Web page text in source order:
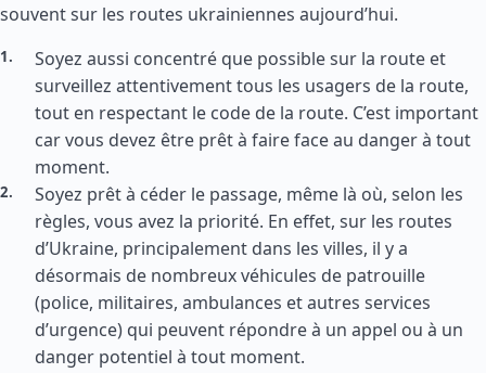
souvent sur les routes ukrainiennes aujourd’hui.
Soyez aussi concentré que possible sur la route et
surveillez attentivement tous les usagers de la route,
tout en respectant le code de la route. C’est important
car vous devez être prêt à faire face au danger à tout
moment.
Soyez prêt à céder le passage, même là où, selon les
règles, vous avez la priorité. En effet, sur les routes
d’Ukraine, principalement dans les villes, il y a
désormais de nombreux véhicules de patrouille
(police, militaires, ambulances et autres services
d’urgence) qui peuvent répondre à un appel ou à un
danger potentiel à tout moment.